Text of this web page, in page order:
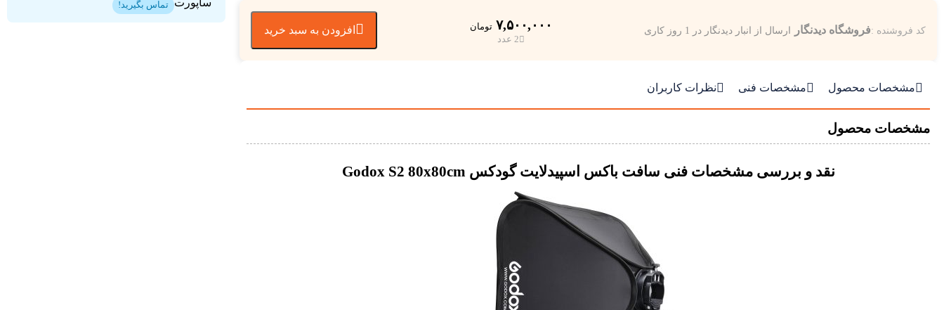
کد فروشنده :فروشگاه دیدنگار ارسال از انبار دیدنگار در 1 روز کاری ۷,۵۰۰,۰۰۰ تومان
2 عدد
 افزودن به سبد خرید
مشخصات محصول مشخصات فنی نظرات کاربران
مشخصات محصول
نقد و بررسی مشخصات فنی سافت باکس اسپیدلایت گودکس Godox S2 80x80cm
تماس بگیرید!